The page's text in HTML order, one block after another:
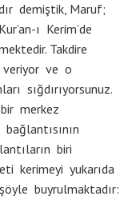
demiştik, Maruf;
ı Kerim’de
Takdire
veriyor ve o
sığdırıyorsunuz.
merkez
biri
kerimeyi yukarıda
buyrulmaktadır: